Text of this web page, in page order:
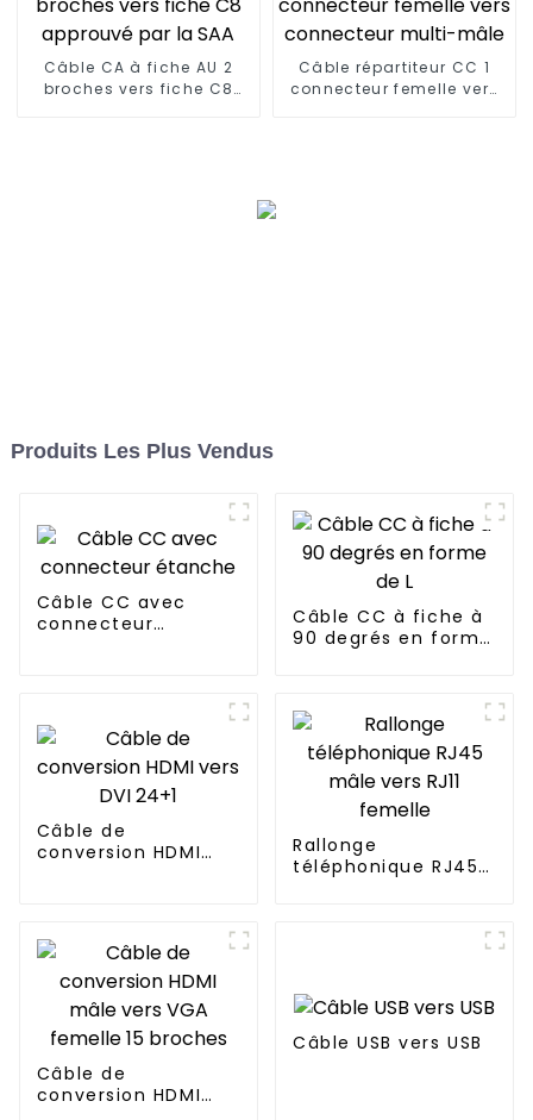
Câble CA à fiche AU 2
broches vers fiche C8
Câble répartiteur CC 1
connecteur femelle vers
Produits Les Plus Vendus
Câble CC avec
connecteur
Câble CC à fiche à
90 degrés en forme
Câble de
conversion HDMI
Rallonge
téléphonique RJ45
Câble de
conversion HDMI
Câble USB vers USB